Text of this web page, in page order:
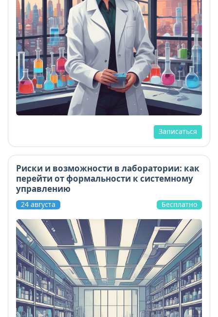
Записаться
Риски и возможности в лаборатории: как
перейти от формальности к системному
управлению
24 августа Бесплатно